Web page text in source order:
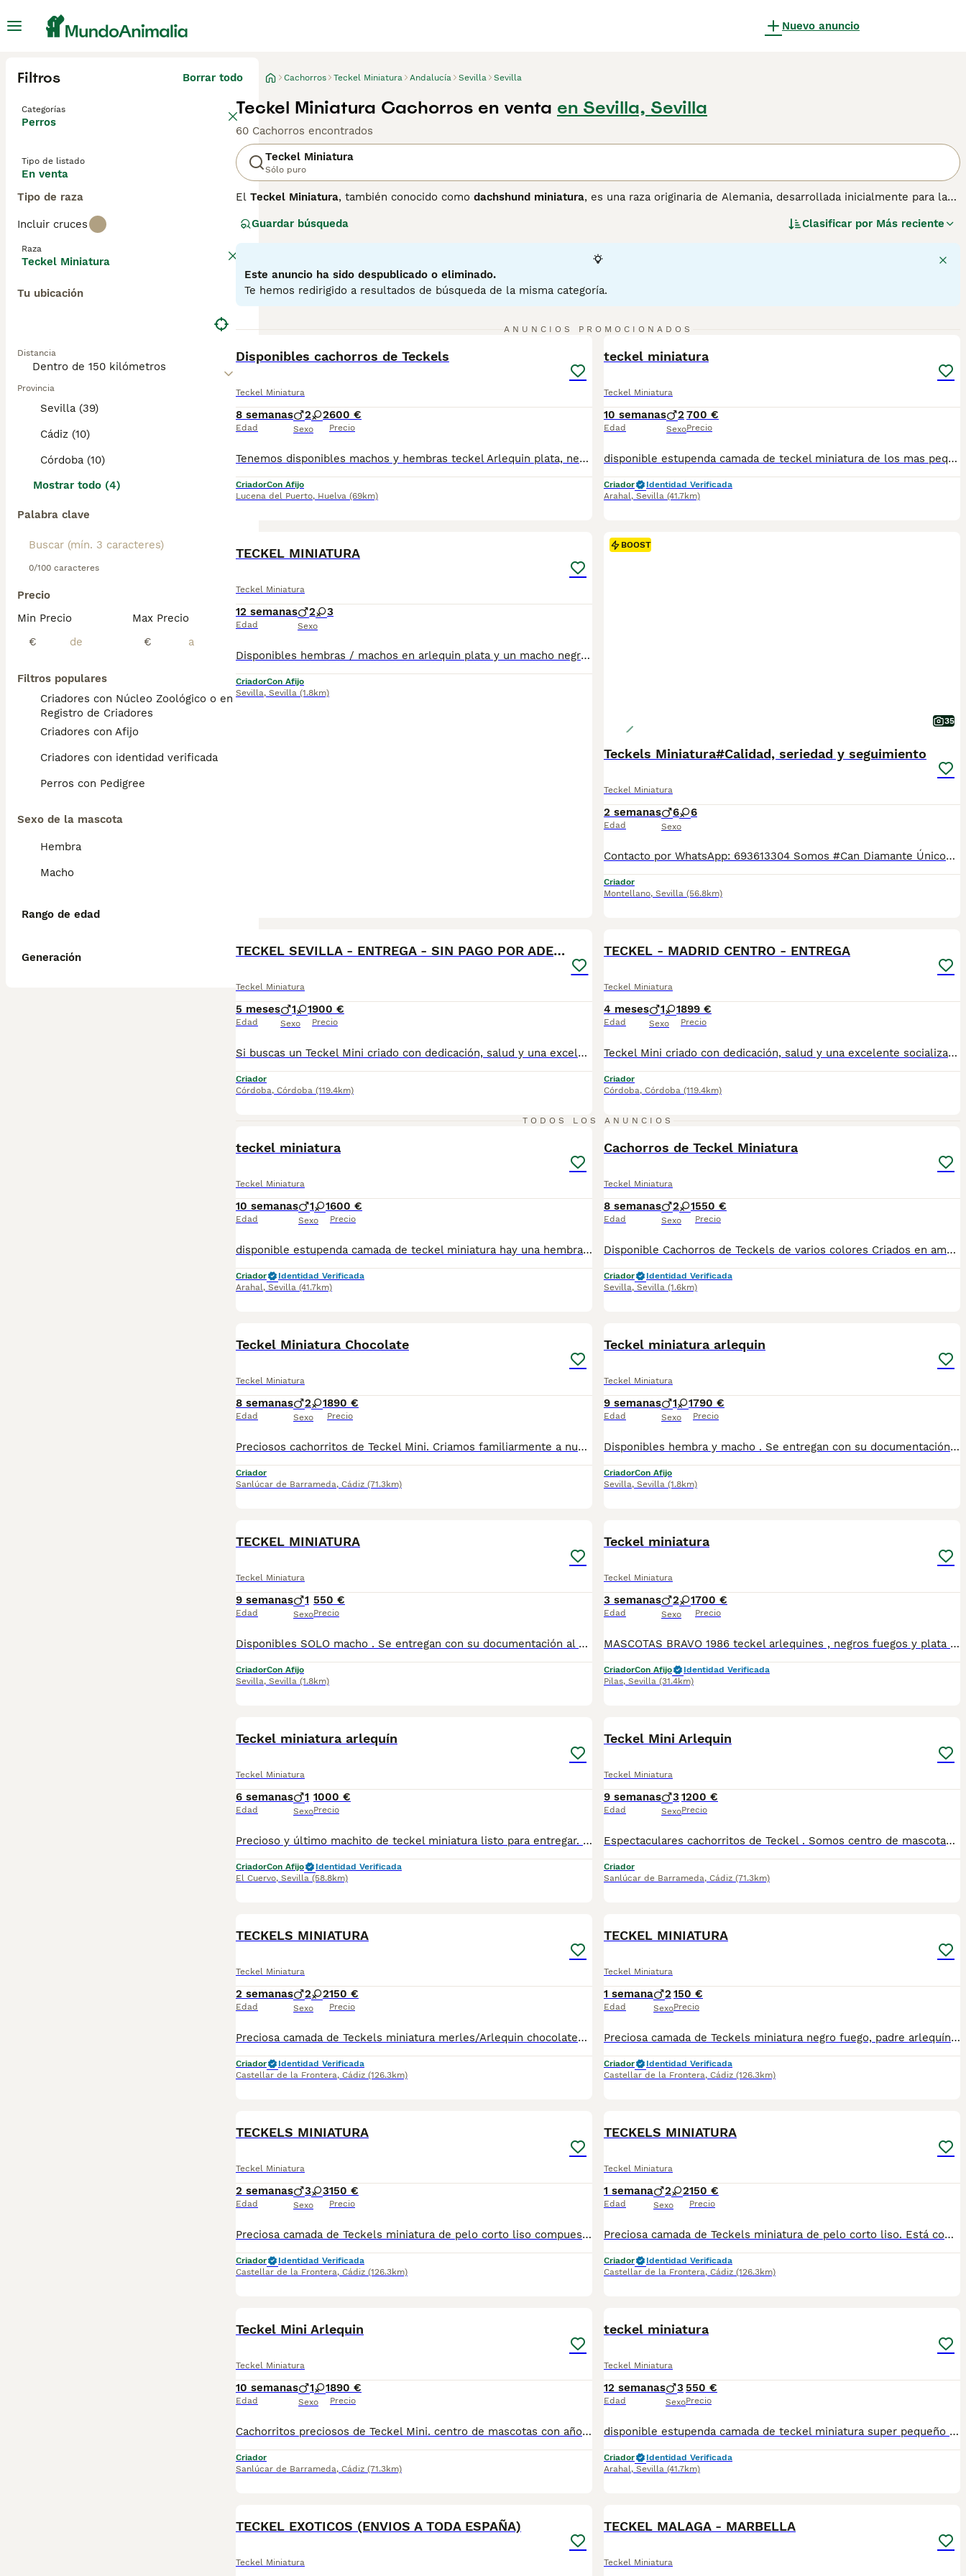
Nuevo anuncio
Filtros Borrar todo
Categorías
Perros
Tipo de listado
En venta
Tipo de raza
Incluir cruces
Raza
Teckel Miniatura
Tu ubicación
Distancia
Provincia
Sevilla (39)
Cádiz (10)
Córdoba (10)
Mostrar todo (4)
Palabra clave
0/100 caracteres
Precio
Min Precio
€
Max Precio
€
Filtros populares
Criadores con Núcleo Zoológico o en el
Registro de Criadores
Criadores con Afijo
Criadores con identidad verificada
Perros con Pedigree
Sexo de la mascota
Hembra
Macho
Rango de edad
Generación
Cachorros Teckel Miniatura Andalucía Sevilla Sevilla
Teckel Miniatura Cachorros en venta en Sevilla, Sevilla
60 Cachorros encontrados
Teckel Miniatura
Sólo puro
El Teckel Miniatura, también conocido como dachshund miniatura, es una raza originaria de Alemania, desarrollada inicialmente para la
en madrigueras. Esta raza puede presentar tres variedades de pelaje: liso, largo y duro, y su tamaño compacto, generalmente bajo 5 kg,
curioso y muy leal a su familia, aunque puede mostrar cierta terquedad que requiere entrenamiento paciente y constante. Su naturaleza
alerta los convierte en buenos vigilantes, aunque tienden a ladrar con facilidad. Para su cuidado, es fundamental controlar su peso y
evitar esfuerzos que pongan en riesgo su columna vertebral, ya que son propensos a problemas de espalda. Por estas características, el
teckel mini adultoy el mini dachshundson ideales para personas activas que busquen un perro pequeño y con mucha personalidad,
Guardar búsqueda Clasificar por Más reciente
Este anuncio ha sido despublicado o eliminado.
Te hemos redirigido a resultados de búsqueda de la misma categoría.
ANUNCIOS PROMOCIONADOS
Disponibles cachorros de Teckels
Teckel Miniatura
8 semanas
Edad
2 2
Sexo
600 €
Precio
Tenemos disponibles machos y hembras teckel Arlequin plata, negro y fuego y chocolates. Somos criadores responsables y todos nuestros cachorros se crian en ambiente familiar. Se entregan con sus vacunas correspondientes, desparasitados y con su cartilla veterinaria sellada. Para más información no dudes en contactar con nosotros al 666353828.
CriadorCon Afijo
Lucena del Puerto, Huelva (69km)
teckel miniatura
Teckel Miniatura
10 semanas
Edad
2
Sexo
700 €
Precio
disponible estupenda camada de teckel miniatura de los mas pequeños y bonitos en esta raza color chocolate color muy especial con una linea y genetica impresionante estan vacunados desparasitado y con la cartilla del veterinario hacemos envio a toda españa con posibilidad de contrarembolso llamanos y te informamos cachorros criado en ambiente familiar todos nuestros cachorros se entregan con contrato
Criador
Identidad Verificada
Arahal, Sevilla (41.7km)
TECKEL MINIATURA
Teckel Miniatura
12 semanas
Edad
2 3
Sexo
Disponibles hembras / machos en arlequin plata y un macho negro fuego. Se entregan con su documentación al día , posibilidad de envio a la peninsula . Más información llamadas o whatsapp 673 011 600 Macho negro fuego 550 Arlequines plata machos 790 y hembra 890€
CriadorCon Afijo
Sevilla, Sevilla (1.8km)
BOOST
35
Teckels Miniatura#Calidad, seriedad y seguimiento
Teckel Miniatura
2 semanas
Edad
6 6
Sexo
Contacto por WhatsApp: 693613304 Somos #Can Diamante Único# Centro canino profesional con mas de 20 años de experiencia. Estamos comprometidos con la calidad, la transparencia y el bienestar animal. Tenemos teckels miniatura de todos los colores posibles. Puedes ver opiniones reales, fotos y seguimiento de nuestros clientes en: TikTok: @candiamanteunico ( 15.000 seguidores) Los cachorros se entregan a partir de los 2 meses de edad con: Vacunación correspondiente a su edad (1.ª y 2.ª vacuna según calendario) Tres desparasitaciones Cartilla sanitaria Contrato de garantía Microchip a nombre del nuevo propietario Pasaporte Trabajamos con formalidad y ofreciendo toda la documentación necesaria, ademas de respuesta inmediata ante cualquier adversidad para que compres con tranquilidad. Nuestros miles de clientes nos avalan. Contacto por WhatsApp: 693613304
Criador
Montellano, Sevilla (56.8km)
TECKEL SEVILLA - ENTREGA - SIN PAGO POR ADELANTADO
Teckel Miniatura
5 meses
Edad
1 1
Sexo
900 €
Precio
Si buscas un Teckel Mini criado con dedicación, salud y una excelente socialización desde sus primeras semanas de vida, estaremos encantados de ayudarte. 🚚 Realizamos entregas en toda España, con especial frecuencia en Andalucía: Sevilla, Málaga, Cádiz, Córdoba, Granada, Jaén, Huelva y Almería. También entregamos habitualmente en Marbella, Jerez de la Frontera, Estepona, Fuengirola, Benalmádena, Mijas, Dos Hermanas y cualquier punto de España. Entrega 100% a contrarreembolso. No tendrás que adelantar el importe del cachorro. Lo recibirás en la puerta de tu casa mediante transporte especializado y podrás comprobar que todo está correcto antes de realizar el pago. Nuestros cachorros se entregan: ✅ Vacunados y desparasitados según su edad. ✅ Con microchip, cartilla veterinaria y documentación al día. ✅ Revisados veterinariamente antes de salir de nuestras instalaciones. ✅ Procedentes de excelentes líneas, seleccionadas por salud, carácter y morfología. ✅ Perfectamente socializados y acostumbrados al contacto diario con personas. ✅ Iniciados en el aprendizaje para hacer sus necesidades sobre empapador, facilitando su adaptación al nuevo hogar.670864332
Criador
Córdoba, Córdoba (119.4km)
TECKEL - MADRID CENTRO - ENTREGA
Teckel Miniatura
4 meses
Edad
1 1
Sexo
899 €
Precio
Teckel Mini criado con dedicación, salud y una excelente socialización desde sus primeras semanas de vida, estaremos encantados de ayudarte. 🚚 Realizamos entregas en toda España, con especial frecuencia en Andalucía: Sevilla, Málaga, Cádiz, Córdoba, Granada, Jaén, Huelva y Almería. También entregamos habitualmente en Marbella, Jerez de la Frontera, Estepona, Fuengirola, Benalmádena, Mijas, Dos Hermanas y cualquier punto de España. Entrega 100% a contrarreembolso. No tendrás que adelantar el importe del cachorro. Lo recibirás en la puerta de tu casa mediante transporte especializado y podrás comprobar que todo está correcto antes de realizar el pago. Nuestros cachorros se entregan: ✅ Vacunados y desparasitados según su edad. ✅ Con microchip, cartilla veterinaria y documentación al día. ✅ Revisados veterinariamente antes de salir de nuestras instalaciones. ✅ Procedentes de excelentes líneas, seleccionadas por salud, carácter y morfología. ✅ Perfectamente socializados y acostumbrados al contacto diario con personas. ✅ Iniciados en el aprendizaje para hacer sus necesidades sobre empapador, facilitando su adaptación al nuevo hogar.670864332...
Criador
Córdoba, Córdoba (119.4km)
TODOS LOS ANUNCIOS
teckel miniatura
Teckel Miniatura
10 semanas
Edad
1 1
Sexo
600 €
Precio
disponible estupenda camada de teckel miniatura hay una hembra y un macho disponible color ciervo de los mas exclusivo en esta raza estan vacunados desparasitado y con la cartilla del veterinario hacemos envio a toda españa con posibilidad de contrarembolso llamanos y te informamos cachorros criado en ambiente familiar todos nuestros cachorros van con contrato
Criador
Identidad Verificada
Arahal, Sevilla (41.7km)
Cachorros de Teckel Miniatura
Teckel Miniatura
8 semanas
Edad
2 1
Sexo
550 €
Precio
Disponible Cachorros de Teckels de varios colores Criados en ambiente familiar Se entregan vacunados y desparasitados con su cartilla sanitaria y su contrato de garantía vírica y congénita Se envían a toda España con la opción de pagar contra reembolso: Madrid, Barcelona, Cádiz, Valencia, Málaga, Huelva, Huesca, Tarragona, Lleida, La Rioja, Salamanca, Lugo, Badajoz, Toledo, Segovia, Islas Baleares… Hembra roja 550€ Macho negro y fuego 550€ Macho chocolate sólido 750€ Macho arlequín plata 750€ Hembra arlequín plata 850€ Macho arlequin chocolate 850€ Hembra arlequín chocolate 950€ Teléfono de contacto 661154732
Criador
Identidad Verificada
Sevilla, Sevilla (1.6km)
Teckel Miniatura Chocolate
Teckel Miniatura
8 semanas
Edad
2 1
Sexo
890 €
Precio
Preciosos cachorritos de Teckel Mini. Criamos familiarmente a nuestros cachorritos. Los entregamos con Revisión Veterinaria, Factura de compra, garantía vírica, formulario de reconocimiento de raza pura, junto con su cartilla de vacunación y desparasitacion al día de la entrega. Hacemos envíos a toda la península y Baleares. Transportamos y entregamos nosotros mismos a nuestros cachorros. Posibilidad de pago contrareembolso. Para más información no dude en contactar con nosotros. TLF: 649297709. Atiendo Wasap también. Gracias
Criador
Sanlúcar de Barrameda, Cádiz (71.3km)
Teckel miniatura arlequin
Teckel Miniatura
9 semanas
Edad
1 1
Sexo
790 €
Precio
Disponibles hembra y macho . Se entregan con su documentación al día . Posibilidad de envio a la peninsula .Más información llamadas o whatsapp al 673 011 600 Pvp desde 790
CriadorCon Afijo
Sevilla, Sevilla (1.8km)
TECKEL MINIATURA
Teckel Miniatura
9 semanas
Edad
1
Sexo
550 €
Precio
Disponibles SOLO macho . Se entregan con su documentación al día . Posibilidad de envio a la peninsula .Más información llamadas o whatsapp al 673 011 600 Pvp 550
CriadorCon Afijo
Sevilla, Sevilla (1.8km)
Teckel miniatura
Teckel Miniatura
3 semanas
Edad
2 1
Sexo
700 €
Precio
MASCOTAS BRAVO 1986 teckel arlequines , negros fuegos y plata , chocolates , merle , .....etc El tamaño de todas las camadas que tenemos ahora es miniatura . Se entregan a los 2 meses de vida , con 3 desparasitaciones vacunados de parvovirus y moquillo . También antes de la entrega se le realizará una revisión completa. Se puede venir a visitar el criadero , ver a los padres y sus abuelos , podemos ensenar pedegree , afijo del criadero y documentación certificada de los padres libres de enfermedades y las líneas morfológicas alemanas . Nuestro números de ventas nos avalan . Tenemos varios machos campeones de Andalucía
CriadorCon Afijo
Identidad Verificada
Pilas, Sevilla (31.4km)
Teckel miniatura arlequín
Teckel Miniatura
6 semanas
Edad
1
Sexo
1000 €
Precio
Precioso y último machito de teckel miniatura listo para entregar. Todos nuestros cachorros se cría en ambiente familiar y en las mejores condiciones de bienestar se, se entregan con. - cartilla veterinaria. - vacunas según edad. - desparasitado tanto interior como exterior. - certificado de salud. - garantías de seis meses genética. - contrato de compra y venta. - chip con pasaporte. - kit de bienvenida - y pienso inicial proplan. Para toda la información videos y fotos actuales no dudes en llamarnos al tlf 650628825
CriadorCon Afijo
Identidad Verificada
El Cuervo, Sevilla (58.8km)
Teckel Mini Arlequin
Teckel Miniatura
9 semanas
Edad
3
Sexo
1200 €
Precio
Espectaculares cachorritos de Teckel . Somos centro de mascotas con años de experiencia. Diariamente cuidamos y mimamos a nuestros cachorros. Los entregamos con toda su documentación. Revisión Veterinaria, Factura de compra, garantía vírica, formulario de reconocimiento de raza pura, junto con su cartilla de vacunación y desparasitacion al día de la entrega. Hacemos envíos a toda la península y Baleares mediante servicio propio de transporte. Posibilidad de pago contrareembolso. Para más información no dude en contactar con nosotros. TLF: 649297709
Criador
Sanlúcar de Barrameda, Cádiz (71.3km)
TECKELS MINIATURA
Teckel Miniatura
2 semanas
Edad
2 2
Sexo
150 €
Precio
Preciosa camada de Teckels miniatura merles/Arlequin chocolates de pelo corto liso. 2 machos y dos hembras. Se entregan con sus vacunas y desparasitacion al mes y medio de vida. Padre Arlequín chocolate y madre chocolate ambos miniatura. Para más información 621325499 EL PRECIO ES EL DE RESERVA QUE SE DESCUENTA DEL PRECIO FINAL
Criador
Identidad Verificada
Castellar de la Frontera, Cádiz (126.3km)
TECKEL MINIATURA
Teckel Miniatura
1 semana
Edad
2
Sexo
150 €
Precio
Preciosa camada de Teckels miniatura negro fuego, padre arlequín plata y madre negra fuego ambos miniatura. Se entregan con un mes y medio con sus dos vacunas y desparasitaciones. Para más información 621325499 !! EL PRECIO ES EL DE RESERVA QUE SE DESCUENTA DEL PRECIO FINAL !!
Criador
Identidad Verificada
Castellar de la Frontera, Cádiz (126.3km)
TECKELS MINIATURA
Teckel Miniatura
2 semanas
Edad
3 3
Sexo
150 €
Precio
Preciosa camada de Teckels miniatura de pelo corto liso compuesta de 4 arlequines/ merle chocolate y dos chocolates. Padres miniatura de pelo corto madre chocolate y padre arlequín chocolate. Soy criador profesional con núcleo zoológico Para más información 621325499 !!! EL PRECIO ES EL DE RESERVA QUE SE DESCUENTA DEL PRECIO FINAL !!!
Criador
Identidad Verificada
Castellar de la Frontera, Cádiz (126.3km)
TECKELS MINIATURA
Teckel Miniatura
1 semana
Edad
2 2
Sexo
150 €
Precio
Preciosa camada de Teckels miniatura de pelo corto liso. Está compuesta por dos hembras merle/ arlequines plata y dos machos negro fuego. Nacieron la semana pasada de madre negra fuego mini y padre merle/arlequin plata. Se entregan con un mes y medio con sus vacunas y desparasitaciones. Más información 621325499 !!! EL PRECIO ES EL DE RESERVA QUE SE DESCUENTA DEL PRECIO FINAL !!!
Criador
Identidad Verificada
Castellar de la Frontera, Cádiz (126.3km)
Teckel Mini Arlequin
Teckel Miniatura
10 semanas
Edad
1 1
Sexo
890 €
Precio
Cachorritos preciosos de Teckel Mini. centro de mascotas con años de experiencia. Cuidamos diariamente a nuestros cachorritos. Entregamos con Revisión Veterinaria, Factura de compra, garantía vírica, formulario de reconocimiento de raza pura, junto con su cartilla de vacunación y desparasitacion al día de la entrega. Hacemos envíos a toda la península y Baleares. Transportamos y entregamos nosotros mismos a nuestros cachorros. Posibilidad de pago contrareembolso. Para más información no dude en contactar con nosotros. TLF: 649297709. Solo atiendo wasap o tlf. Gracias
Criador
Sanlúcar de Barrameda, Cádiz (71.3km)
teckel miniatura
Teckel Miniatura
12 semanas
Edad
3
Sexo
550 €
Precio
disponible estupenda camada de teckel miniatura super pequeño y super bonitos con una estructura impresionante estan vacunados desparasitado y con la cartilla del veterinario hacemos envio a toda españa con posibilidad de contrarembolso cachorros criado en ambiente familiar
Criador
Identidad Verificada
Arahal, Sevilla (41.7km)
TECKEL EXOTICOS (ENVIOS A TODA ESPAÑA)
Teckel Miniatura
TECKEL MALAGA - MARBELLA
Teckel Miniatura